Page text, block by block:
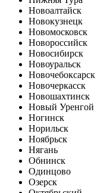
Новоалтайск
Новокузнецк
Новомосковск
Новороссийск
Новосибирск
Новоуральск
Новочебоксарск
Новочеркасск
Новошахтинск
Новый Уренгой
Ногинск
Норильск
Ноябрьск
Нягань
Обнинск
Одинцово
Озерск